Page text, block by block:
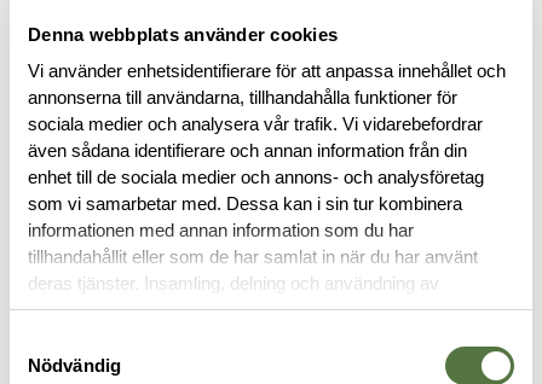
Denna webbplats använder cookies
Vi använder enhetsidentifierare för att anpassa innehållet och
annonserna till användarna, tillhandahålla funktioner för
sociala medier och analysera vår trafik. Vi vidarebefordrar
även sådana identifierare och annan information från din
enhet till de sociala medier och annons- och analysföretag
som vi samarbetar med. Dessa kan i sin tur kombinera
informationen med annan information som du har
tillhandahållit eller som de har samlat in när du har använt
deras tjänster. Insamling, delning och användning av
personuppgifter kan användas för personalisering av
Nödvändig
BESKRIVNING
RECENSIONER
OM VARUMÄRKET
MAGASINFICKOR